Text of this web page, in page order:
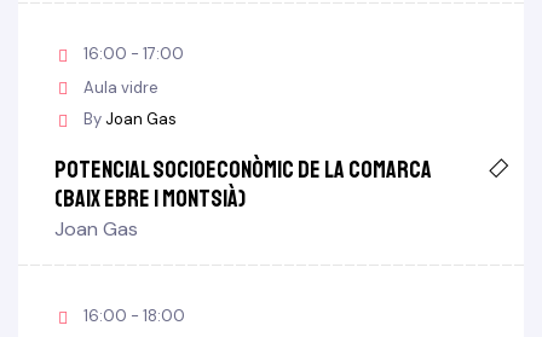
16:00 - 17:00
Aula vidre
By Joan Gas
Potencial socioeconòmic de la Comarca
(Baix Ebre i Montsià)
Joan Gas
16:00 - 18:00